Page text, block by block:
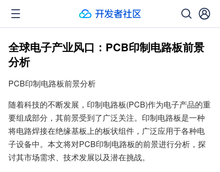
全球电子产业风口：PCB印制电路板前景
分析
PCB印制电路板前景分析
随着科技的不断发展，印制电路板(PCB)作为电子产品的重
要组成部分，其前景受到了广泛关注。印制电路板是一种
将电路焊接在绝缘基板上的板状组件，广泛应用于各种电
子设备中。本文将对PCB印制电路板的前景进行分析，探
讨其市场需求、技术发展以及潜在挑战。